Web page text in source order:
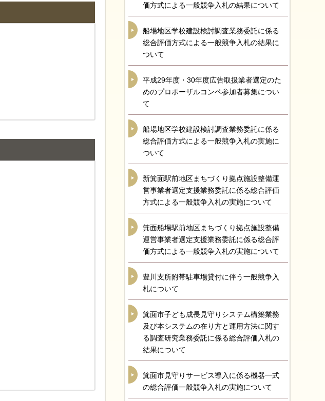
価方式による一般競争入札の結果について
船場地区学校建設検討調査業務委託に係る
総合評価方式による一般競争入札の結果に
ついて
平成29年度・30年度広告取扱業者選定のた
めのプロポーザルコンペ参加者募集につい
て
船場地区学校建設検討調査業務委託に係る
総合評価方式による一般競争入札の実施に
ついて
新箕面駅前地区まちづくり拠点施設整備運
営事業者選定支援業務委託に係る総合評価
方式による一般競争入札の実施について
箕面船場駅前地区まちづくり拠点施設整備
運営事業者選定支援業務委託に係る総合評
価方式による一般競争入札の実施について
豊川支所附帯駐車場貸付に伴う一般競争入
札について
箕面市子ども成長見守りシステム構築業務
及び本システムの在り方と運用方法に関す
る調査研究業務委託に係る総合評価入札の
結果について
箕面市見守りサービス導入に係る機器一式
の総合評価一般競争入札の実施について